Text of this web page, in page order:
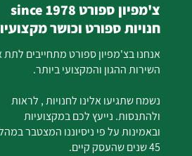
צ'מפיון ספורט since 1978
חנויות ספורט וכושר
אנחנו בצ'מפיון ספורט מתחייבים
השירות ההגון והמקצועי ביותר.
נשמח שתגיעו אלינו לחנויות , לראות
ולהתנסות. נייעץ לכם במקצועיות
ובאמינות על פי ניסיוננו המצטבר
45 שנים שהעסק קיים.